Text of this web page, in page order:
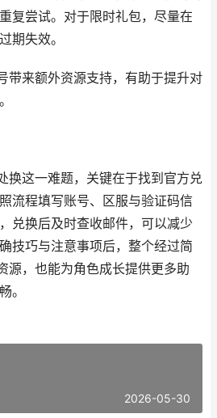
复尝试。对于限时礼包，尽量在
期失效。
带来额外资源支持，有助于提升对
换这一难题，关键在于找到官方兑
流程填写账号、区服与验证码信
兑换后及时查收邮件，可以减少
技巧与注意事项后，整个经过简
源，也能为角色成长提供更多助
。
2026-05-30